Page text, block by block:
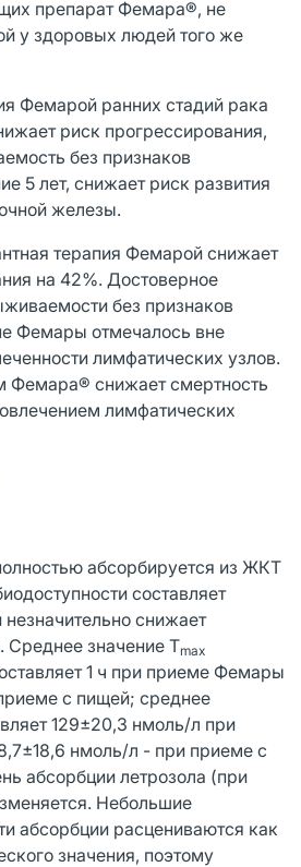
препарат Фемара®, не
у здоровых людей того же
Фемарой ранних стадий рака
риск прогрессирования,
без признаков
5 лет, снижает риск развития
железы.
терапия Фемарой снижает
на 42%. Достоверное
без признаков
Фемары отмечалось вне
лимфатических узлов.
Фемара® снижает смертность
лимфатических
абсорбируется из ЖКТ
составляет
снижает
Среднее значение Tmax
1 ч при приеме Фемары
с пищей; среднее
129±20,3 нмоль/л при
нмоль/л - при приеме с
абсорбции летрозола (при
Небольшие
абсорбции расцениваются как
значения, поэтому